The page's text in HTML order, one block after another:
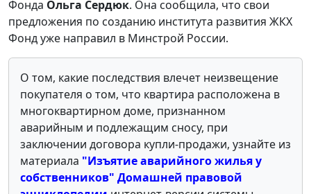
Фонда Ольга Сердюк. Она сообщила, что свои
предложения по созданию института развития ЖКХ
Фонд уже направил в Минстрой России.
О том, какие последствия влечет неизвещение
покупателя о том, что квартира расположена в
многоквартирном доме, признанном
аварийным и подлежащим сносу, при
заключении договора купли-продажи, узнайте из
материала "Изъятие аварийного жилья у
собственников" Домашней правовой